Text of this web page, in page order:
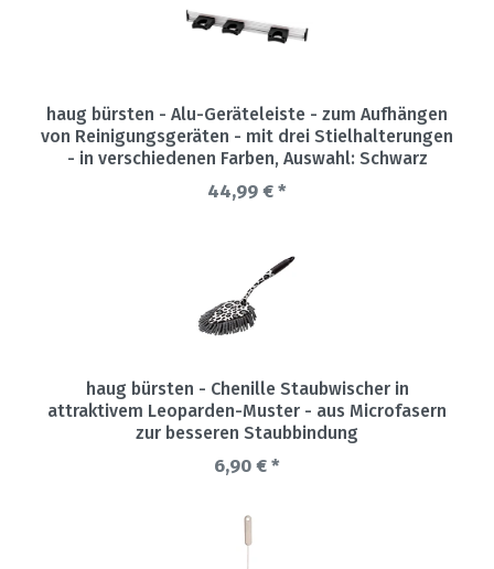
haug bürsten - Alu-Geräteleiste - zum Aufhängen
von Reinigungsgeräten - mit drei Stielhalterungen
- in verschiedenen Farben, Auswahl: Schwarz
44,99 € *
haug bürsten - Chenille Staubwischer in
attraktivem Leoparden-Muster - aus Microfasern
zur besseren Staubbindung
6,90 € *